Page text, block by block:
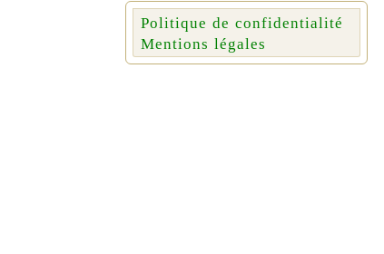
Politique de confidentialité
Mentions légales